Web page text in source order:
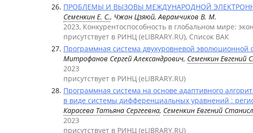
ПРОБЛЕМЫ И ВЫЗОВЫ МЕЖДУНАРОДНОЙ
Семенкин Е. С., Чжан Цзяюй, Аврамчиков В. М.
2023, Конкурентоспособность в глобальном мире:
присутствует в РИНЦ (eLIBRARY.RU), Список ВАК
Программная система двухуровневой
Митрофанов Сергей Александрович, Семенкин Евгений
2023
присутствует в РИНЦ (eLIBRARY.RU)
Программная система на основе адаптивного
в виде системы дифференциальных уравнений :
Карасева Татьяна Сергеевна, Семенкин Евгений
2023
присутствует в РИНЦ (eLIBRARY.RU)